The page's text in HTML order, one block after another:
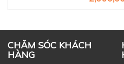
CHĂM SÓC KHÁCH
HÀNG